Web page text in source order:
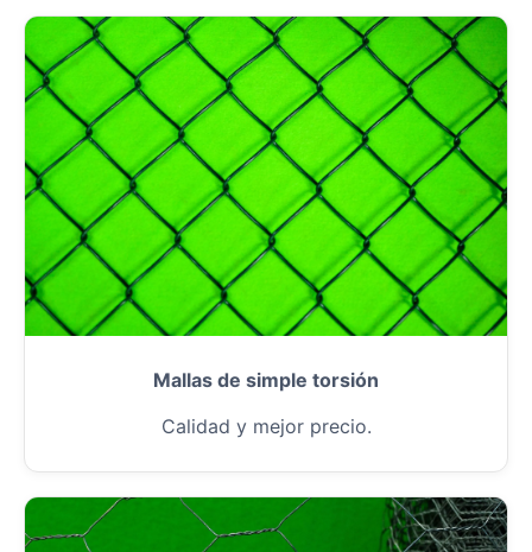
Mallas de simple torsión
Calidad y mejor precio.